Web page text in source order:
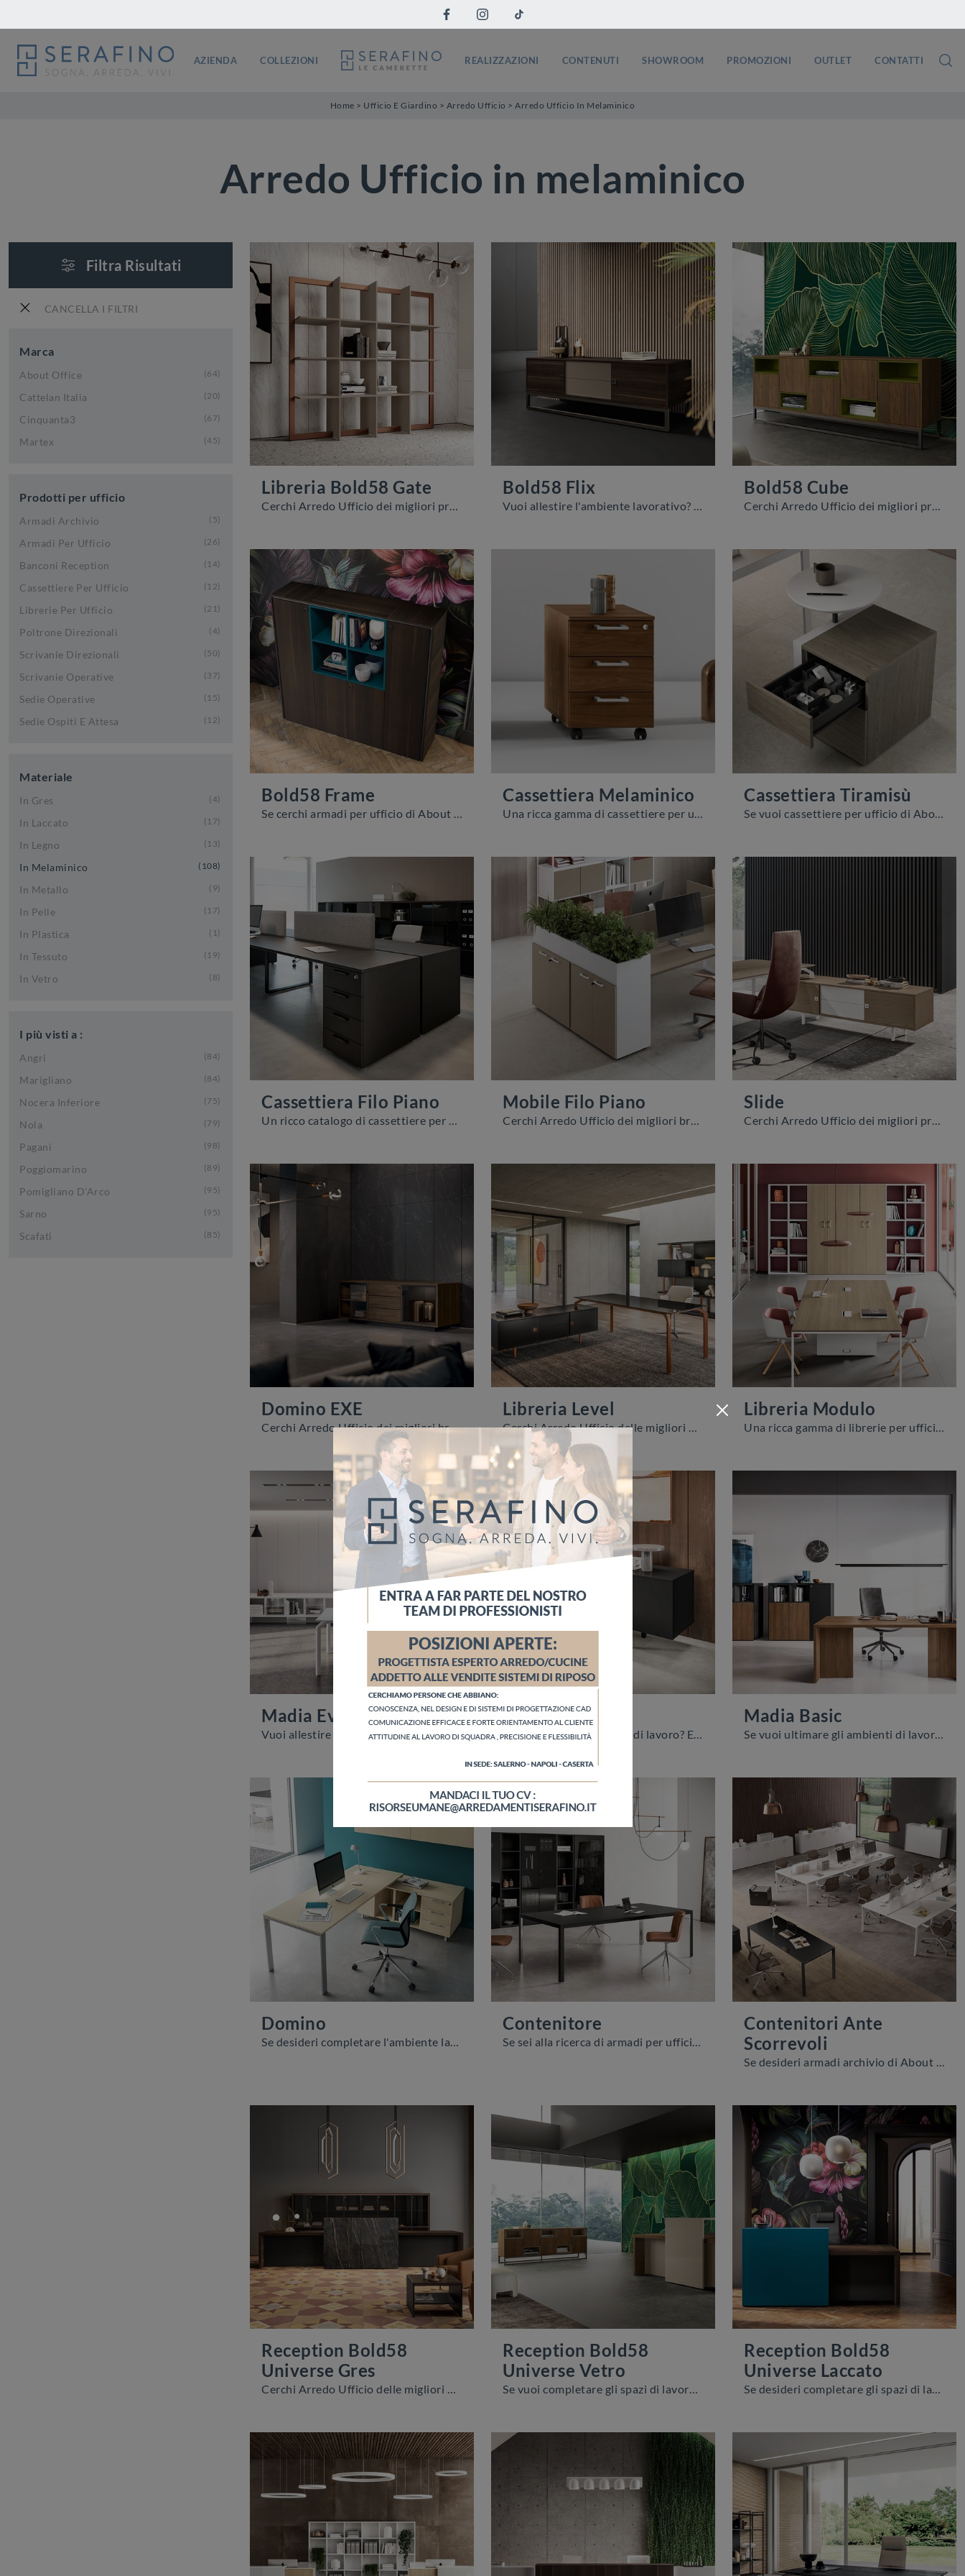
AZIENDA COLLEZIONI REALIZZAZIONI CONTENUTI SHOWROOM PROMOZIONI OUTLET CONTATTI
Home > Ufficio E Giardino > Arredo Ufficio >Arredo Ufficio In Melaminico
Arredo Ufficio in melaminico
Filtra Risultati
CANCELLA I FILTRI
Marca
About Office 64
Cattelan Italia 20
Cinquanta3 67
Martex 45
Prodotti per ufficio
Armadi Archivio 5
Armadi Per Ufficio 26
Banconi Reception 14
Cassettiere Per Ufficio 12
Librerie Per Ufficio 21
Poltrone Direzionali 4
Scrivanie Direzionali 50
Scrivanie Operative 37
Sedie Operative 15
Sedie Ospiti E Attesa 12
Materiale
In Gres 4
In Laccato 17
In Legno 13
In Melaminico 108
In Metallo 9
In Pelle 17
In Plastica 1
In Tessuto 19
In Vetro 8
I più visti a :
Angri 84
Marigliano 84
Nocera Inferiore 75
Nola 79
Pagani 98
Poggiomarino 89
Pomigliano D'Arco 95
Sarno 95
Scafati 85
Libreria Bold58 Gate
Cerchi Arredo Ufficio dei migliori produttori? Scopri le differenti soluzioni di librerie per ufficio in melaminico, come il modello Libreria Bold58 ...
Bold58 Flix
Vuoi allestire l'ambiente lavorativo? Ti presentiamo differenti proposte di armadi per ufficio in melaminico, come il modello Bold58 Flix di About ...
Bold58 Cube
Cerchi Arredo Ufficio dei migliori produttori? Scopri le differenti soluzioni di armadi per ufficio in melaminico, come il modello Bold58 Cube di ...
Bold58 Frame Cassettiera Melaminico Cassettiera Tiramisù
Cassettiera Filo Piano Mobile Filo Piano Slide
Domino EXE
Cerchi Arredo Ufficio dei migliori brand? Scopri le differenti soluzioni di armadi per ufficio in melaminico, come il modello Domino EXE di About ...
Libreria Level
Cerchi Arredo Ufficio delle migliori marche? Scopri le diverse proposte di librerie per ufficio in melaminico, come il modello Libreria Level di ...
Libreria Modulo
Una ricca gamma di librerie per ufficio in melaminico ti attende! Il modello Libreria Modulo di About Office ti attende!
Madia Evolution
Vuoi allestire gli spazi di lavoro? Ecco qui varie proposte di armadi per ufficio in melaminico, come il modello Madia Evolution di About Office.
Madia Horizon
Vuoi progettare gli spazi di lavoro? Ecco qui diverse proposte di armadi per ufficio in melaminico, come il modello Madia Horizon di About Office.
Madia Basic
Se vuoi ultimare gli ambienti di lavoro, ti presentiamo il modello Madia Basic di About Office tra differenti soluzioni di armadi per ufficio.
Domino Contenitore
Contenitori Ante
Scorrevoli
Reception Bold58
Universe Gres
Reception Bold58
Universe Vetro
Reception Bold58
Universe Laccato